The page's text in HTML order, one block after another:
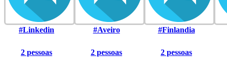
#Linkedin #Aveiro #Finlandia
2 pessoas 2 pessoas 2 pessoas